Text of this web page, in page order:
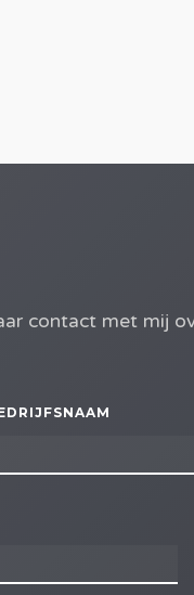
contact met mij